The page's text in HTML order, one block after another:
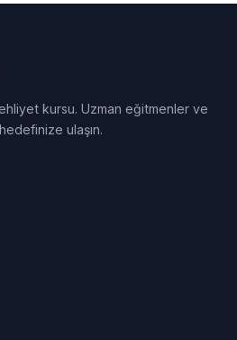
kursu. Uzman eğitmenler ve
ulaşın.